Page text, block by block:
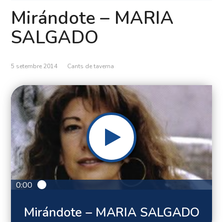
Mirándote – MARIA
SALGADO
5 setembre 2014 Cants de taverna
0:00
Mirándote – MARIA SALGADO